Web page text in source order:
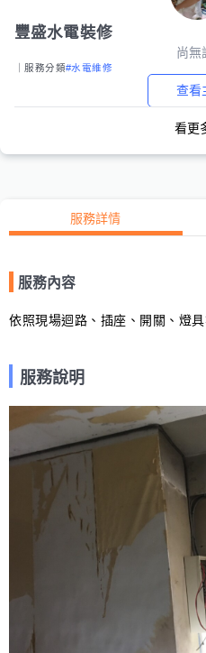
豐盛水電裝修
尚無
｜服務分類#水電維修
查看
看更
服務詳情
服務內容
服務說明